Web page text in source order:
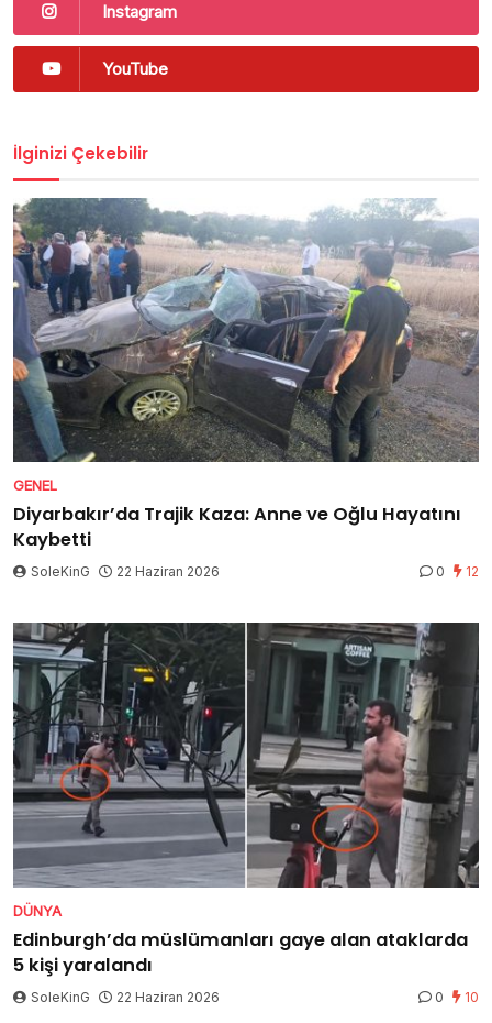
Instagram
YouTube
İlginizi Çekebilir
GENEL
Diyarbakır’da Trajik Kaza: Anne ve Oğlu Hayatını
Kaybetti
SoleKinG 22 Haziran 2026 0 12
DÜNYA
Edinburgh’da müslümanları gaye alan ataklarda
5 kişi yaralandı
SoleKinG 22 Haziran 2026 0 10